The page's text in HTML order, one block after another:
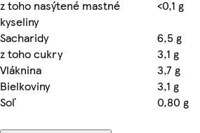
z toho nasýtené mastné
kyseliny
<0,1 g
Sacharidy
6,5 g
z toho cukry
3,1 g
Vláknina
3,7 g
Bielkoviny
3,1 g
Soľ
0,80 g